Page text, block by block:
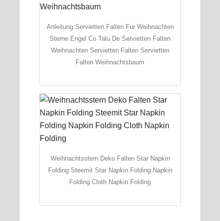
Anleitung Servietten Falten Fur Weihnachten
Sterne Engel Co Talu De Servietten Falten
Weihnachten Servietten Falten Servietten
Falten Weihnachtsbaum
Weihnachtsstern Deko Falten Star Napkin
Folding Steemit Star Napkin Folding Napkin
Folding Cloth Napkin Folding